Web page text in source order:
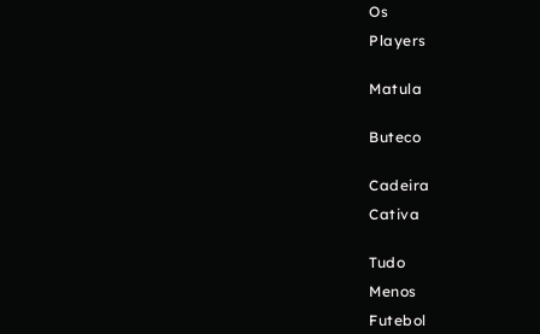
Os
Players
Matula
Buteco
Cadeira
Cativa
Tudo
Menos
Futebol